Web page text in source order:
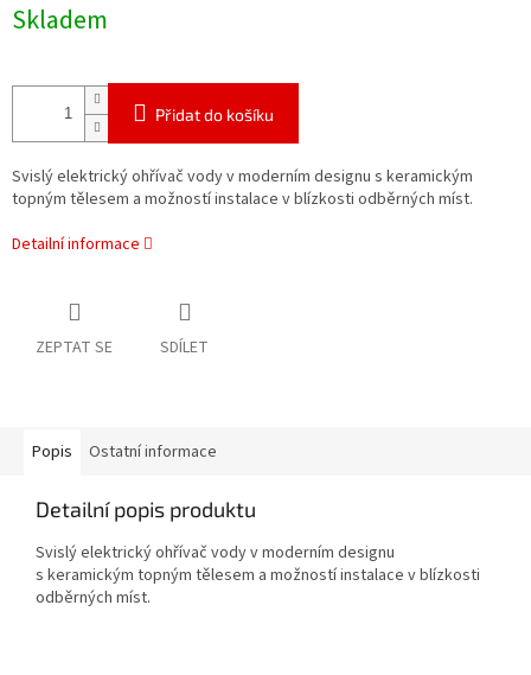
cena:
Skladem
Přidat do košíku
Svislý elektrický ohřívač vody v moderním designu s keramickým
topným tělesem a možností instalace v blízkosti odběrných míst.
Detailní informace
ZEPTAT SE SDÍLET
Popis Ostatní informace
Detailní popis produktu
Svislý elektrický ohřívač vody v moderním designu
s keramickým topným tělesem a možností instalace v blízkosti
odběrných míst.